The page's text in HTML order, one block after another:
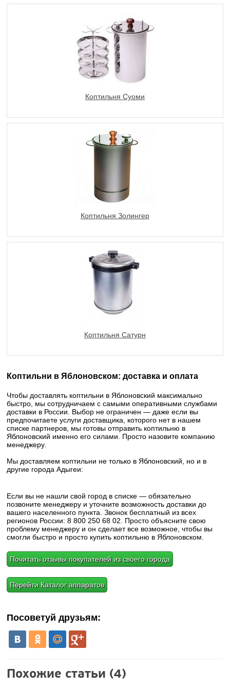
Коптильня Суоми
Коптильня Золингер
Коптильня Сатурн
Коптильни в Яблоновском: доставка и оплата
Чтобы доставлять коптильни в Яблоновский максимально
быстро, мы сотрудничаем с самыми оперативными службами
доставки в России. Выбор не ограничен — даже если вы
предпочитаете услуги доставщика, которого нет в нашем
списке партнеров, мы готовы отправить коптильню в
Яблоновский именно его силами. Просто назовите компанию
менеджеру.
Мы доставляем коптильни не только в Яблоновский, но и в
другие города Адыгеи:
Если вы не нашли свой город в списке — обязательно
позвоните менеджеру и уточните возможность доставки до
вашего населенного пункта. Звонок бесплатный из всех
регионов России: 8 800 250 68 02. Просто объясните свою
проблему менеджеру и он сделает все возможное, чтобы вы
смогли быстро и просто купить коптильню в Яблоновском.
Почитать отзывы покупателей из своего города
Перейти Каталог аппаратов
Посоветуй друзьям:
Похожие статьи (4)